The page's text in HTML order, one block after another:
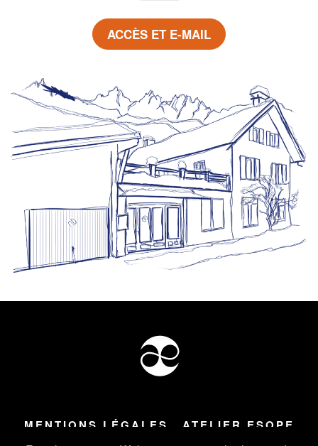
ACCÈS ET E-MAIL
MENTIONS LÉGALES ATELIER ESOPE